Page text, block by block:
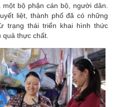
bộ phận cán bộ, người dân.
liệt, thành phố đã có những
trạng thái triển khai hình thức
thực chất.